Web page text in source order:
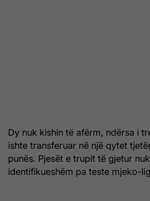
Dy nuk kishin të afërm, ndërsa i
ishte transferuar në një qytet
punës. Pjesët e trupit të gjetur
identifikueshëm pa teste mjeko-